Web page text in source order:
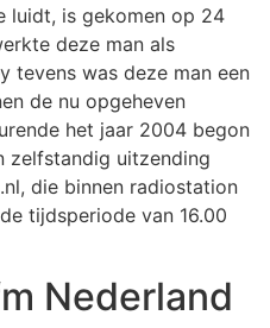
luidt, is gekomen op 24
deze man als
tevens was deze man een
de nu opgeheven
het jaar 2004 begon
zelfstandig uitzending
die binnen radiostation
tijdsperiode van 16.00
Nederland